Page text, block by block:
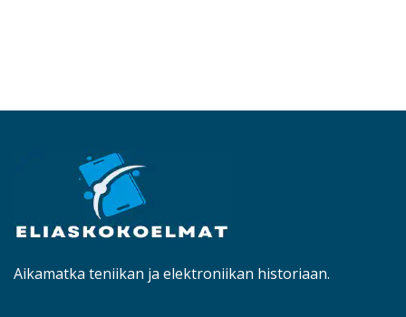
Aikamatka teniikan ja elektroniikan historiaan.